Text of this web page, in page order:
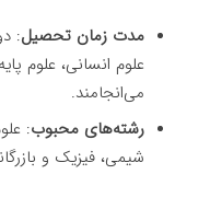
مدت زمان تحصیل:
می‌انجامند.
رشته‌های محبوب:
شیمی، فیزیک و